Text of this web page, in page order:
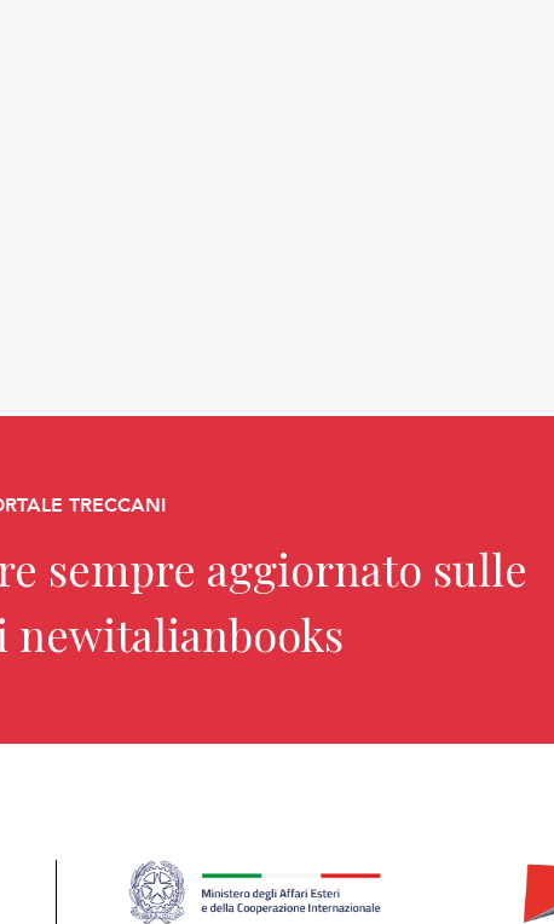
TRECCANI
sempre aggiornato sulle
newitalianbooks